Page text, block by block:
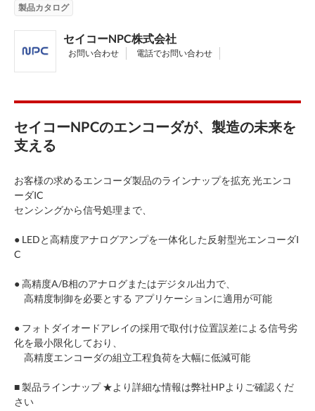
製品カタログ
セイコーNPC株式会社
お問い合わせ 電話でお問い合わせ
セイコーNPCのエンコーダが、製造の未来を
支える
お客様の求めるエンコーダ製品のラインナップを拡充 光エンコ
ーダIC
センシングから信号処理まで、
● LEDと高精度アナログアンプを一体化した反射型光エンコーダI
C
● 高精度A/B相のアナログまたはデジタル出力で、
高精度制御を必要とする アプリケーションに適用が可能
● フォトダイオードアレイの採用で取付け位置誤差による信号劣
化を最小限化しており、
高精度エンコーダの組立工程負荷を大幅に低減可能
■ 製品ラインナップ ★より詳細な情報は弊社HPよりご確認くだ
さい